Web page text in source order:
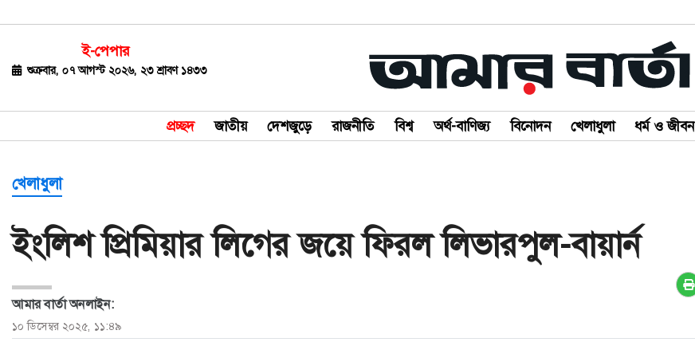
ই-পেপার
শুক্রবার, ০৭ আগস্ট ২০২৬, ২৩ শ্রাবণ ১৪৩৩
প্রচ্ছদ জাতীয় দেশজুড়ে রাজনীতি বিশ্ব অর্থ-বাণিজ্য বিনোদন খেলাধুলা ধর্ম ও জীবন
জাতীয়
রাজনীতি
বিশ্ব
বাণিজ্য
খেলাধুলা
খেলাধুলা
ইংলিশ প্রিমিয়ার লিগের জয়ে ফিরল লিভারপুল-বায়ার্ন
আমার বার্তা অনলাইন:
১০ ডিসেম্বর ২০২৫, ১১:৪৯